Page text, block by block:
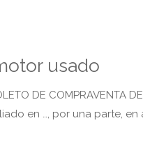
usado
DE COMPRAVENTA
en …, por una parte,